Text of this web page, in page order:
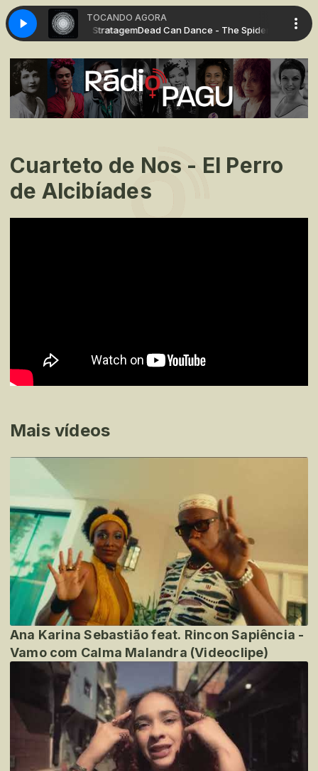
TOCANDO AGORA
- The Spider's StratagemDead Can Dance - The Spider's Stratagem
Cuarteto de Nos - El Perro
de Alcibíades
Mais vídeos
Ana Karina Sebastião feat. Rincon Sapiência -
Vamo com Calma Malandra (Videoclipe)